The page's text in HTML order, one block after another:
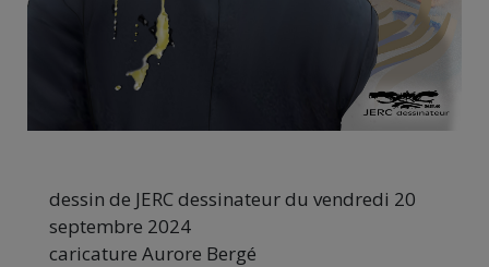
dessin de JERC dessinateur du vendredi 20
septembre 2024
caricature Aurore Bergé